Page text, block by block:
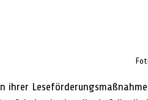
ihrer